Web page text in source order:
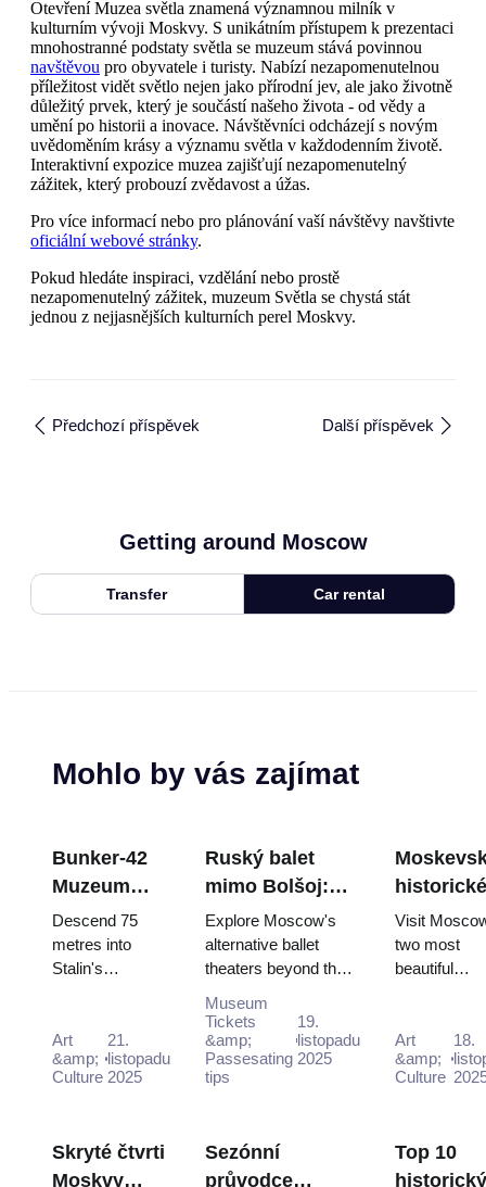
Otevření Muzea světla znamená významnou milník v
kulturním vývoji Moskvy. S unikátním přístupem k prezentaci
mnohostranné podstaty světla se muzeum stává povinnou
navštěvou pro obyvatele i turisty. Nabízí nezapomenutelnou
příležitost vidět světlo nejen jako přírodní jev, ale jako životně
důležitý prvek, který je součástí našeho života - od vědy a
umění po historii a inovace. Návštěvníci odcházejí s novým
uvědoměním krásy a významu světla v každodenním životě.
Interaktivní expozice muzea zajišťují nezapomenutelný
zážitek, který probouzí zvědavost a úžas.
Pro více informací nebo pro plánování vaší návštěvy navštivte
oficiální webové stránky.
Pokud hledáte inspiraci, vzdělání nebo prostě
nezapomenutelný zážitek, muzeum Světla se chystá stát
jednou z nejjasnějších kulturních perel Moskvy.
Předchozí příspěvek Další příspěvek
Getting around Moscow
Transfer Car rental
Mohlo by vás zajímat
Bunker-42
Muzeum
studené
války:
Podrobný
vstupenek
do Moskvy
Descend 75
metres into
Stalin's
command
bunker. Free
entry interactive
Art
&amp;
Culture
21.
listopadu
2025
Ruský balet
mimo Bolšoj:
Alternativní
divadla v
Moskvě
Explore Moscow's
alternative ballet
theaters beyond the
interpretations and
unique dance
experiences.
Museum
Tickets
&amp;
Passesating
tips
19.
listopadu
2025
historické
kláštery:
Donský s
Visit
two most
beautiful
and historic
Donskoy -
Art
&amp;
Culture
18.
Skryté čtvrti
Moskvy
Sezónní
průvodce
Top 10